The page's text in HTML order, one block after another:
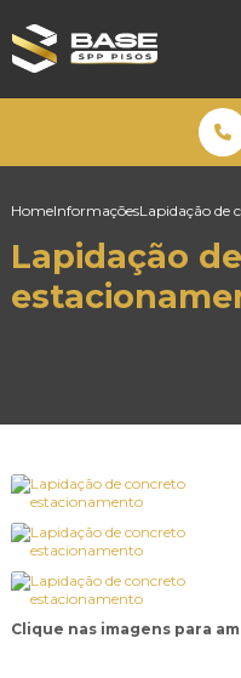
HomeInformaçõesLapidação de
Lapidação
Clique nas imagens para